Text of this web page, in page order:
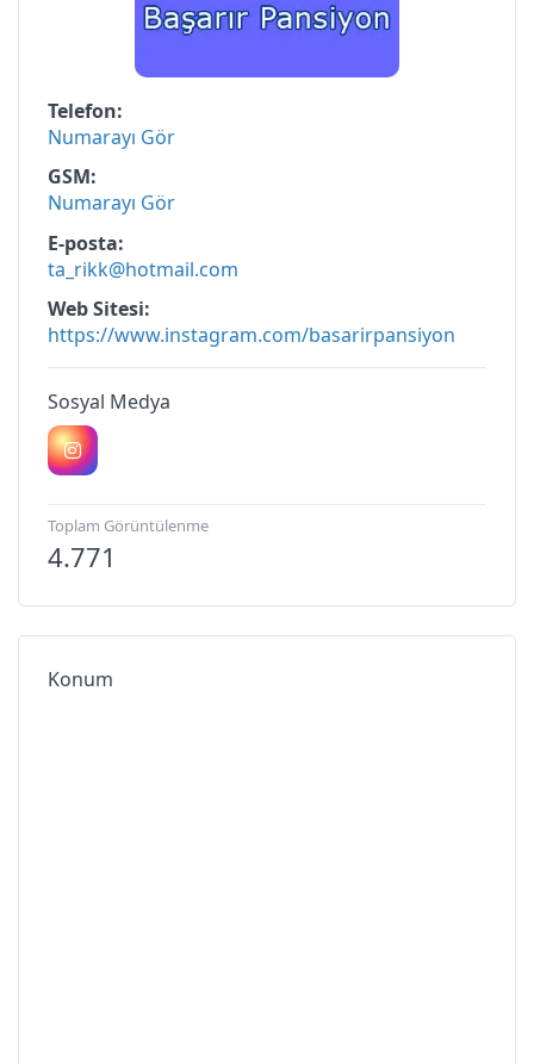
Telefon
Numarayı Gör
GSM
Numarayı Gör
E-posta
ta_rikk@hotmail.com
Web Sitesi
https://www.instagram.com/basarirpansiyon
Sosyal Medya
Toplam Görüntülenme
4.771
Konum